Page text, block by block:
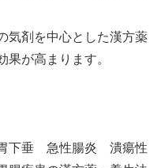
気剤を中心とした漢方薬
果が高まります。
下垂 急性腸炎 潰瘍性